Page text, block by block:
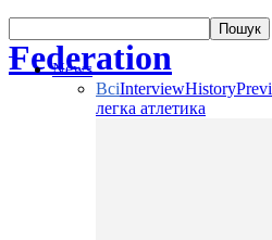
Federation
News
ВсіInterviewHistory
легка атлетика